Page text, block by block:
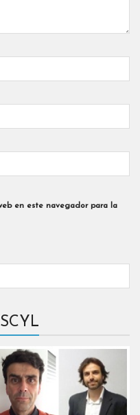
en este navegador para la